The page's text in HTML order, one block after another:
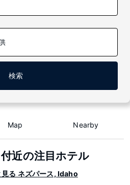
検索
Map Nearby
近の注目ホテル
る ネズパース, Idaho